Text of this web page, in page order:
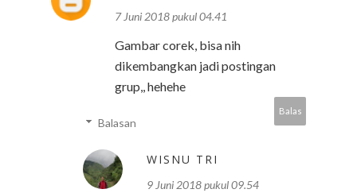
7 Juni 2018 pukul 04.41
Gambar corek, bisa nih
dikembangkan jadi postingan
grup,, hehehe
Balas
Balasan
WISNU TRI
9 Juni 2018 pukul 09.54